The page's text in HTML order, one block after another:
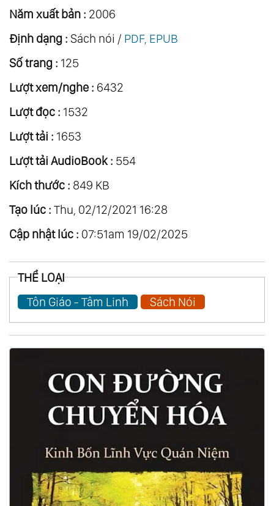
Năm xuất bản : 2006
Định dạng : Sách nói / PDF, EPUB
Số trang : 125
Lượt xem/nghe : 6432
Lượt đọc : 1532
Lượt tải : 1653
Lượt tải AudioBook : 554
Kích thước : 849 KB
Tạo lúc : Thu, 02/12/2021 16:28
Cập nhật lúc : 07:51am 19/02/2025
THỂ LOẠI
Tôn Giáo - Tâm Linh
Sách Nói